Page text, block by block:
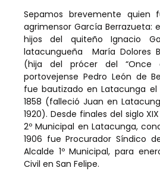
Sepamos brevemente quien
agrimensor García Berrazueta:
hijos del quiteño Ignacio
latacungueña María Dolores
(hija del prócer del “Once
portovejense Pedro León de
fue bautizado en Latacunga el
1858 (falleció Juan en
1920). Desde finales del siglo
2º Municipal en Latacunga,
1906 fue Procurador Síndico
Alcalde 1º Municipal, para
Civil en San Felipe.